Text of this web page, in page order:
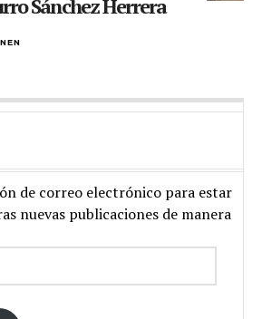
Sánchez Herrera
de correo electrónico para estar
nuevas publicaciones de manera